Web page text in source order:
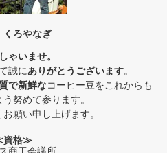
くろやなぎ
ゃいませ。
誠にありがとうございます。
で新鮮なコーヒー豆をこれからも
努めて参ります。
願い申し上げます。
格≫
商工会議所